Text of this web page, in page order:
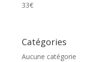
33€
Catégories
Aucune catégorie